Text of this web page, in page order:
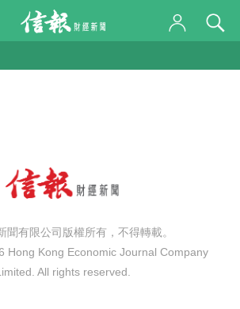
聞有限公司版權所有，不得轉載。
Hong Kong Economic Journal Company
All rights reserved.